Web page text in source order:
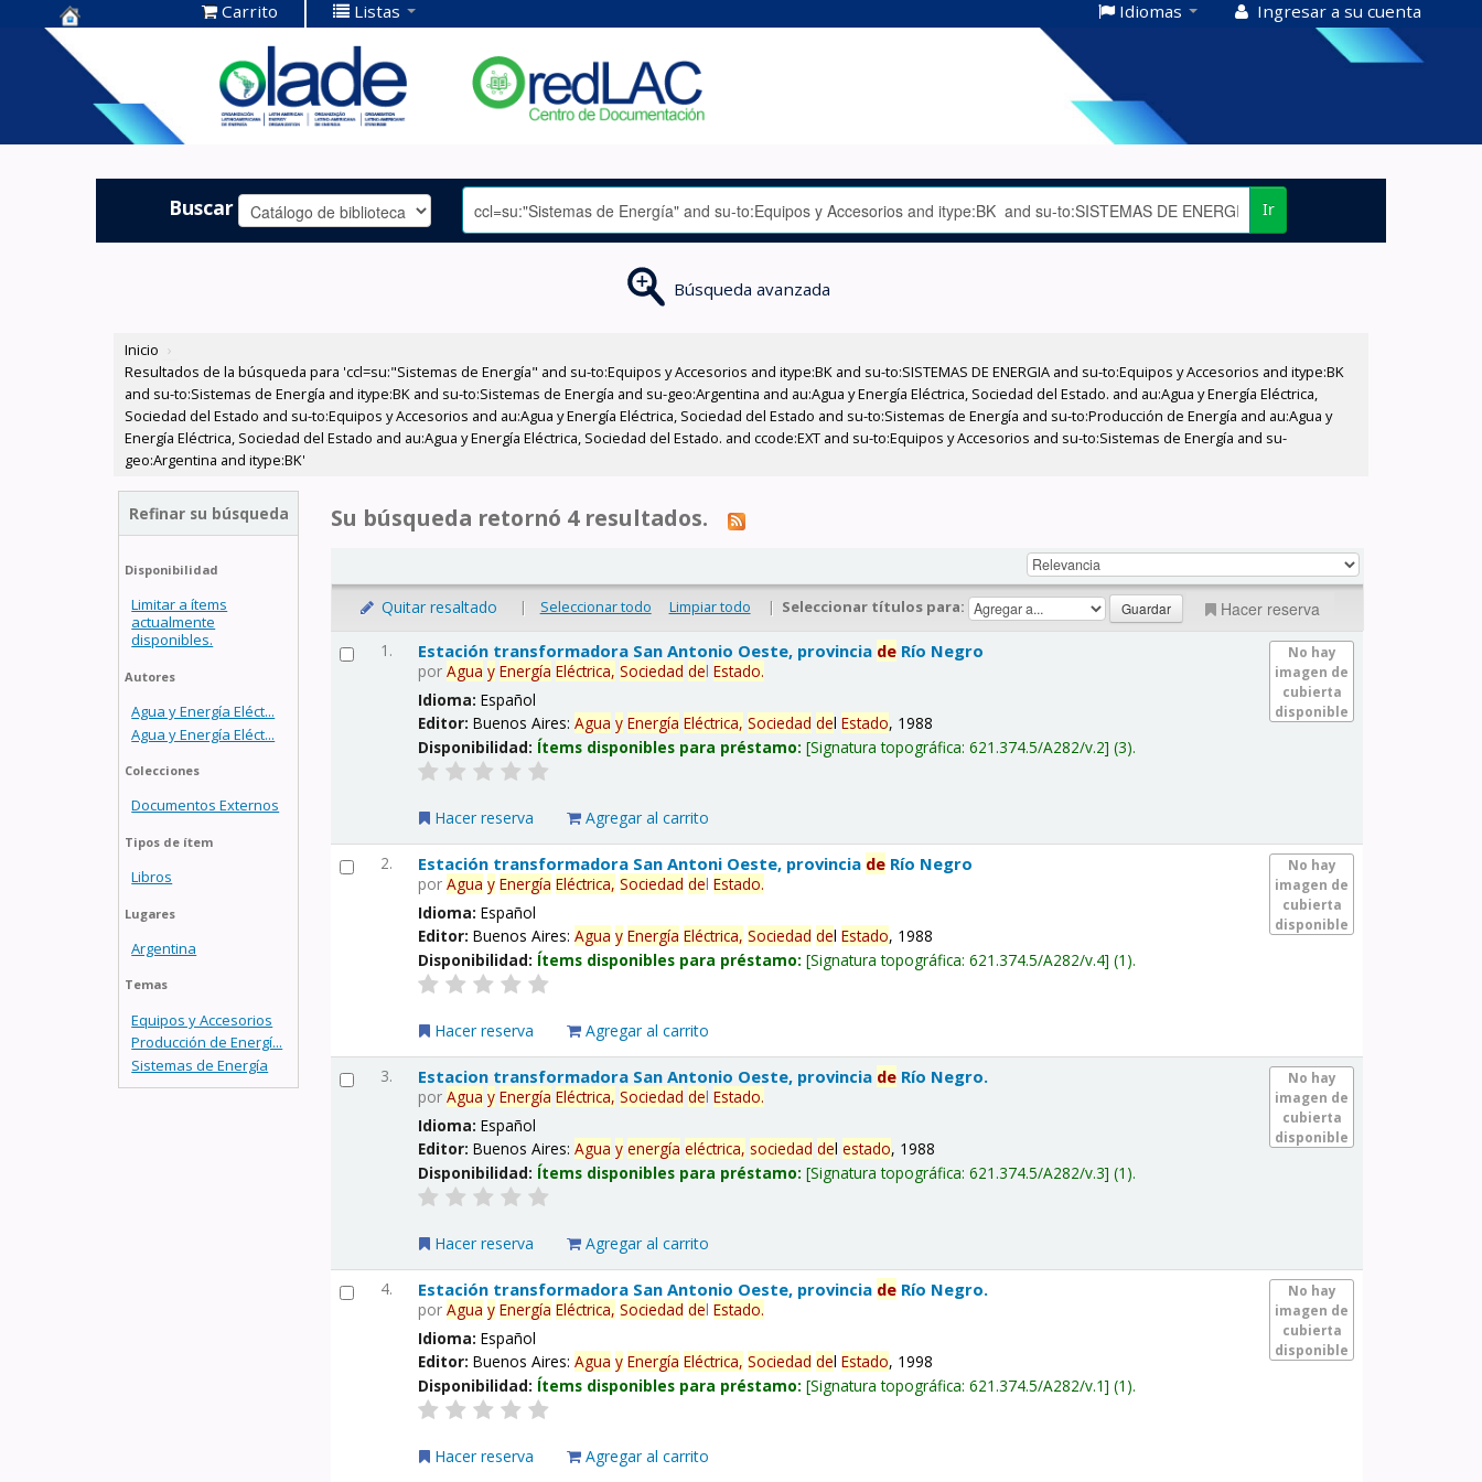
Centro de
Documentación
OLADE -
Carrito Listas Idiomas Ingresar a su cuenta
Buscar Ir
Búsqueda avanzada
Inicio ›
Resultados de la búsqueda para 'ccl=su:"Sistemas de Energía" and su-to:Equipos y Accesorios and itype:BK and su-to:SISTEMAS DE ENERGIA and su-to:Equipos y Accesorios and itype:BK
and su-to:Sistemas de Energía and itype:BK and su-to:Sistemas de Energía and su-geo:Argentina and au:Agua y Energía Eléctrica, Sociedad del Estado. and au:Agua y Energía Eléctrica,
Sociedad del Estado and su-to:Equipos y Accesorios and au:Agua y Energía Eléctrica, Sociedad del Estado and su-to:Sistemas de Energía and su-to:Producción de Energía and au:Agua y
Energía Eléctrica, Sociedad del Estado and au:Agua y Energía Eléctrica, Sociedad del Estado. and ccode:EXT and su-to:Equipos y Accesorios and su-to:Sistemas de Energía and su-
geo:Argentina and itype:BK'
Refinar su búsqueda
Disponibilidad
Limitar a ítems
actualmente
disponibles.
Autores
Agua y Energía Eléct...
Agua y Energía Eléct...
Colecciones
Documentos Externos
Tipos de ítem
Libros
Lugares
Argentina
Temas
Equipos y Accesorios
Producción de Energí...
Sistemas de Energía
Su búsqueda retornó 4 resultados.
Quitar resaltado | Seleccionar todo Limpiar todo | Seleccionar títulos para: Hacer reserva
1.
No hay
imagen de
cubierta
disponible
Estación transformadora San Antonio Oeste, provincia de Río Negro
porAgua y Energía Eléctrica, Sociedad delEstado.
Idioma:Español
Editor:Buenos Aires:Agua y Energía Eléctrica, Sociedad delEstado, 1988
Disponibilidad: Ítems disponibles para préstamo: Signatura topográfica:621.374.5/A282/v.2 (3).
Hacer reserva Agregar al carrito
2.
No hay
imagen de
cubierta
disponible
Estación transformadora San Antoni Oeste, provincia de Río Negro
porAgua y Energía Eléctrica, Sociedad delEstado.
Idioma:Español
Editor:Buenos Aires:Agua y Energía Eléctrica, Sociedad delEstado, 1988
Disponibilidad: Ítems disponibles para préstamo: Signatura topográfica:621.374.5/A282/v.4 (1).
Hacer reserva Agregar al carrito
3.
No hay
imagen de
cubierta
disponible
Estacion transformadora San Antonio Oeste, provincia de Río Negro.
porAgua y Energía Eléctrica, Sociedad delEstado.
Idioma:Español
Editor:Buenos Aires:Agua y energía eléctrica, sociedad delestado, 1988
Disponibilidad: Ítems disponibles para préstamo: Signatura topográfica:621.374.5/A282/v.3 (1).
Hacer reserva Agregar al carrito
4.
No hay
imagen de
cubierta
disponible
Estación transformadora San Antonio Oeste, provincia de Río Negro.
porAgua y Energía Eléctrica, Sociedad delEstado.
Idioma:Español
Editor:Buenos Aires:Agua y Energía Eléctrica, Sociedad delEstado, 1998
Disponibilidad: Ítems disponibles para préstamo: Signatura topográfica:621.374.5/A282/v.1 (1).
Hacer reserva Agregar al carrito